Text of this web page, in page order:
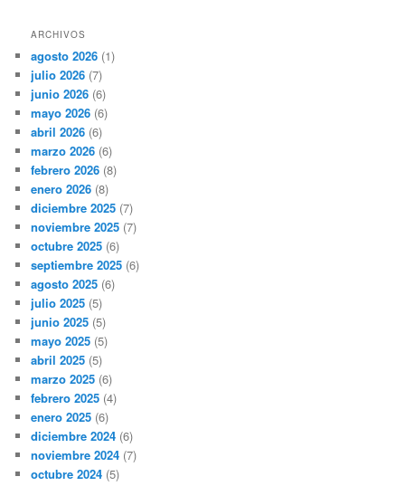
ARCHIVOS
agosto 2026 (1)
julio 2026 (7)
junio 2026 (6)
mayo 2026 (6)
abril 2026 (6)
marzo 2026 (6)
febrero 2026 (8)
enero 2026 (8)
diciembre 2025 (7)
noviembre 2025 (7)
octubre 2025 (6)
septiembre 2025 (6)
agosto 2025 (6)
julio 2025 (5)
junio 2025 (5)
mayo 2025 (5)
abril 2025 (5)
marzo 2025 (6)
febrero 2025 (4)
enero 2025 (6)
diciembre 2024 (6)
noviembre 2024 (7)
octubre 2024 (5)